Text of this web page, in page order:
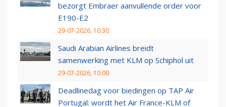
bezorgt Embraer aanvullende order voor
E190-E2
29-07-2026, 10:30
Saudi Arabian Airlines breidt
samenwerking met KLM op Schiphol uit
29-07-2026, 10:00
Deadlinedag voor biedingen op TAP Air
Portugal: wordt het Air France-KLM of